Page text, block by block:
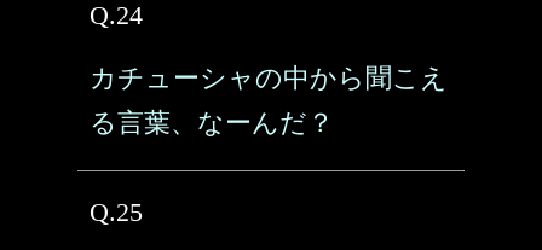
Q.24
カチューシャの中から聞こえ
る言葉、なーんだ？
Q.25